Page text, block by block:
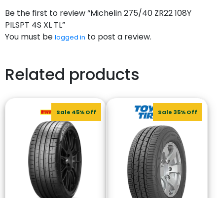
Be the first to review “Michelin 275/40 ZR22 108Y
PILSPT 4S XL TL”
You must be logged in to post a review.
Related products
Sale 45% Off Sale 35% Off